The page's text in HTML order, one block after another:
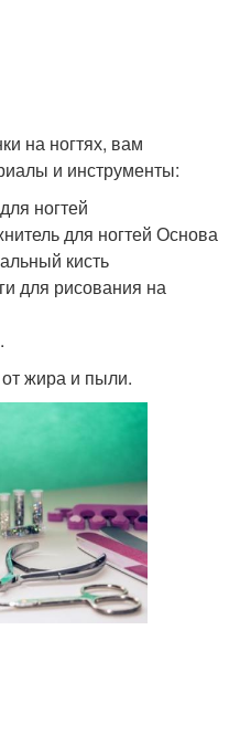
на ногтях, вам
и инструменты:
ногтей
для ногтей Основа
кисть
для рисования на
от жира и пыли.